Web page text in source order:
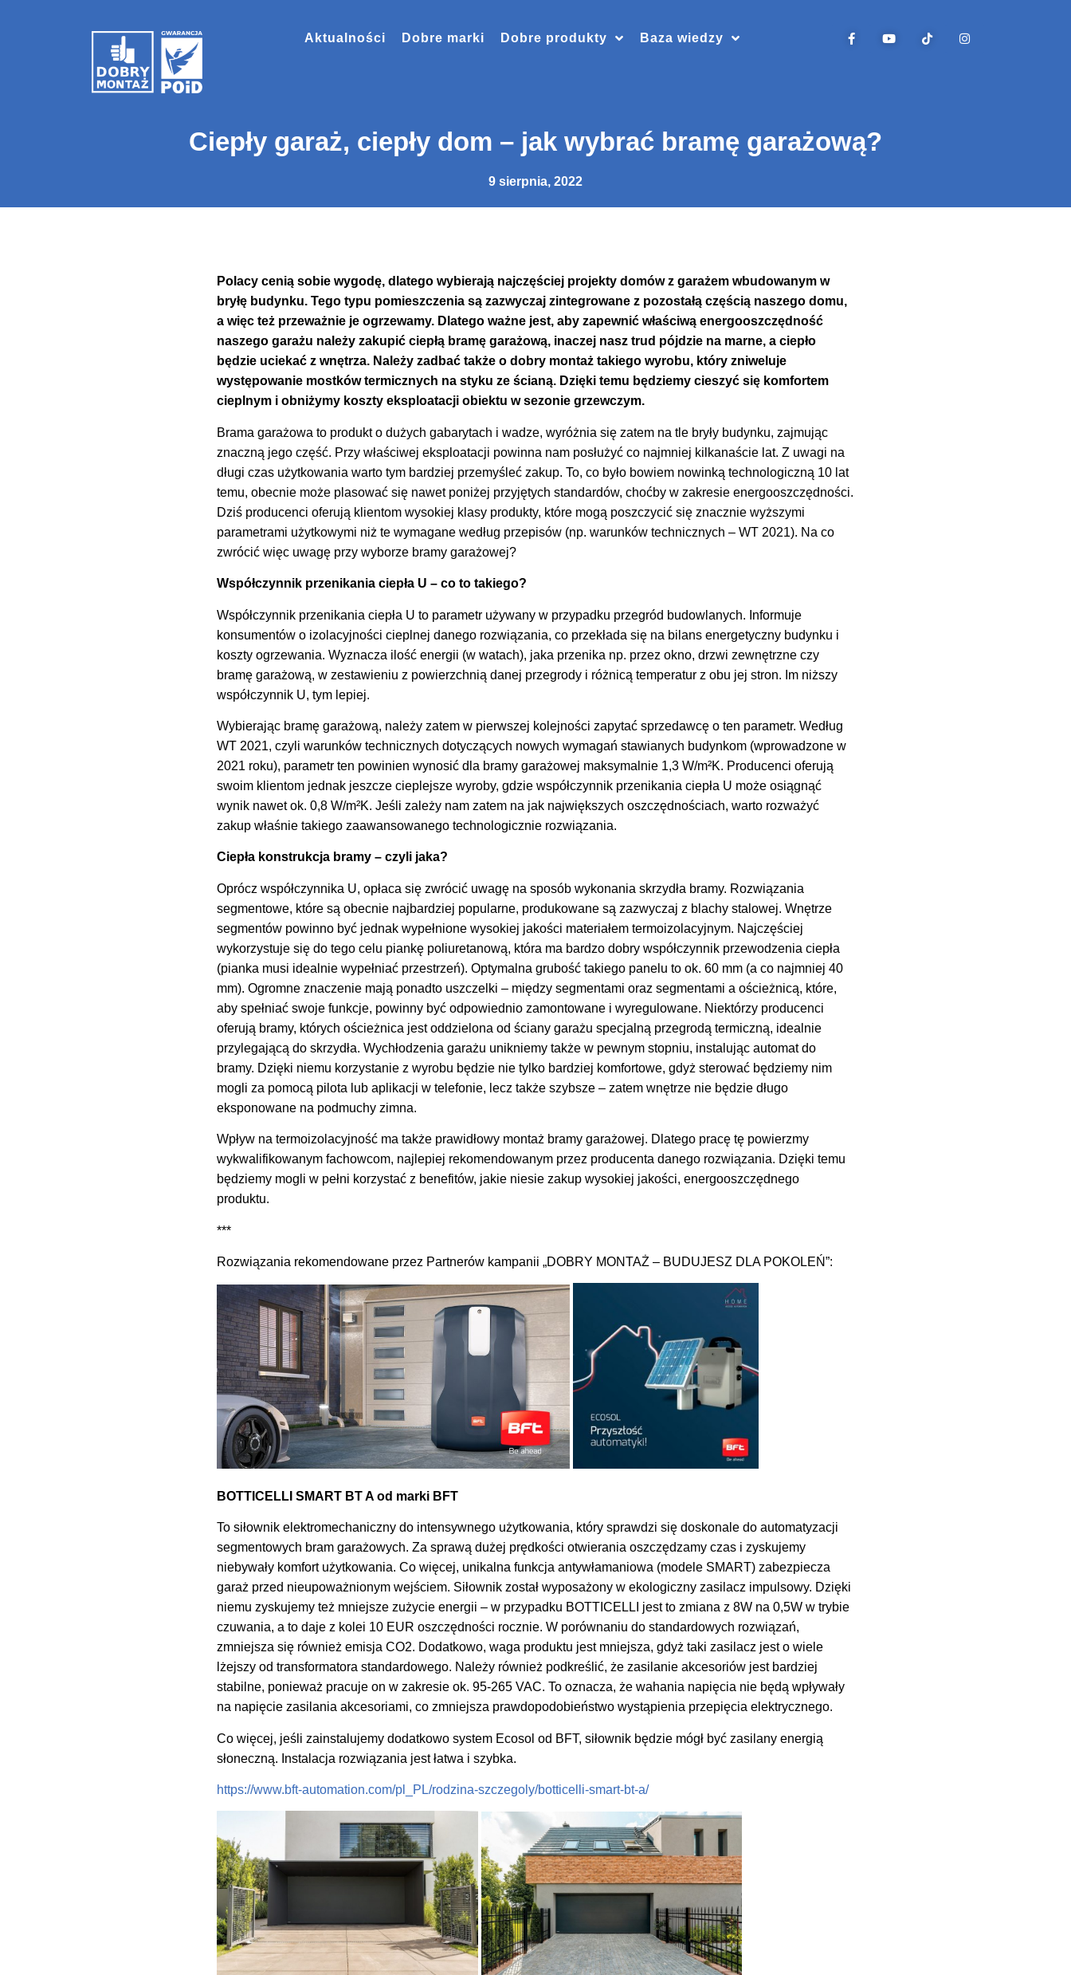
Aktualności Dobre marki Dobre produkty Baza wiedzy
Ciepły garaż, ciepły dom – jak wybrać bramę garażową?
9 sierpnia, 2022
Polacy cenią sobie wygodę, dlatego wybierają najczęściej projekty domów z garażem wbudowanym w
bryłę budynku. Tego typu pomieszczenia są zazwyczaj zintegrowane z pozostałą częścią naszego domu,
a więc też przeważnie je ogrzewamy. Dlatego ważne jest, aby zapewnić właściwą energooszczędność
naszego garażu należy zakupić ciepłą bramę garażową, inaczej nasz trud pójdzie na marne, a ciepło
będzie uciekać z wnętrza. Należy zadbać także o dobry montaż takiego wyrobu, który zniweluje
występowanie mostków termicznych na styku ze ścianą. Dzięki temu będziemy cieszyć się komfortem
cieplnym i obniżymy koszty eksploatacji obiektu w sezonie grzewczym.
Brama garażowa to produkt o dużych gabarytach i wadze, wyróżnia się zatem na tle bryły budynku, zajmując
znaczną jego część. Przy właściwej eksploatacji powinna nam posłużyć co najmniej kilkanaście lat. Z uwagi na
długi czas użytkowania warto tym bardziej przemyśleć zakup. To, co było bowiem nowinką technologiczną 10 lat
temu, obecnie może plasować się nawet poniżej przyjętych standardów, choćby w zakresie energooszczędności.
Dziś producenci oferują klientom wysokiej klasy produkty, które mogą poszczycić się znacznie wyższymi
parametrami użytkowymi niż te wymagane według przepisów (np. warunków technicznych – WT 2021). Na co
zwrócić więc uwagę przy wyborze bramy garażowej?
Współczynnik przenikania ciepła U – co to takiego?
Współczynnik przenikania ciepła U to parametr używany w przypadku przegród budowlanych. Informuje
konsumentów o izolacyjności cieplnej danego rozwiązania, co przekłada się na bilans energetyczny budynku i
koszty ogrzewania. Wyznacza ilość energii (w watach), jaka przenika np. przez okno, drzwi zewnętrzne czy
bramę garażową, w zestawieniu z powierzchnią danej przegrody i różnicą temperatur z obu jej stron. Im niższy
współczynnik U, tym lepiej.
Wybierając bramę garażową, należy zatem w pierwszej kolejności zapytać sprzedawcę o ten parametr. Według
WT 2021, czyli warunków technicznych dotyczących nowych wymagań stawianych budynkom (wprowadzone w
2021 roku), parametr ten powinien wynosić dla bramy garażowej maksymalnie 1,3 W/m²K. Producenci oferują
swoim klientom jednak jeszcze cieplejsze wyroby, gdzie współczynnik przenikania ciepła U może osiągnąć
wynik nawet ok. 0,8 W/m²K. Jeśli zależy nam zatem na jak największych oszczędnościach, warto rozważyć
zakup właśnie takiego zaawansowanego technologicznie rozwiązania.
Ciepła konstrukcja bramy – czyli jaka?
Oprócz współczynnika U, opłaca się zwrócić uwagę na sposób wykonania skrzydła bramy. Rozwiązania
segmentowe, które są obecnie najbardziej popularne, produkowane są zazwyczaj z blachy stalowej. Wnętrze
segmentów powinno być jednak wypełnione wysokiej jakości materiałem termoizolacyjnym. Najczęściej
wykorzystuje się do tego celu piankę poliuretanową, która ma bardzo dobry współczynnik przewodzenia ciepła
(pianka musi idealnie wypełniać przestrzeń). Optymalna grubość takiego panelu to ok. 60 mm (a co najmniej 40
mm). Ogromne znaczenie mają ponadto uszczelki – między segmentami oraz segmentami a ościeżnicą, które,
aby spełniać swoje funkcje, powinny być odpowiednio zamontowane i wyregulowane. Niektórzy producenci
oferują bramy, których ościeżnica jest oddzielona od ściany garażu specjalną przegrodą termiczną, idealnie
przylegającą do skrzydła. Wychłodzenia garażu unikniemy także w pewnym stopniu, instalując automat do
bramy. Dzięki niemu korzystanie z wyrobu będzie nie tylko bardziej komfortowe, gdyż sterować będziemy nim
mogli za pomocą pilota lub aplikacji w telefonie, lecz także szybsze – zatem wnętrze nie będzie długo
eksponowane na podmuchy zimna.
Wpływ na termoizolacyjność ma także prawidłowy montaż bramy garażowej. Dlatego pracę tę powierzmy
wykwalifikowanym fachowcom, najlepiej rekomendowanym przez producenta danego rozwiązania. Dzięki temu
będziemy mogli w pełni korzystać z benefitów, jakie niesie zakup wysokiej jakości, energooszczędnego
produktu.
***
Rozwiązania rekomendowane przez Partnerów kampanii „DOBRY MONTAŻ – BUDUJESZ DLA POKOLEŃ”:
BOTTICELLI SMART BT A od marki BFT
To siłownik elektromechaniczny do intensywnego użytkowania, który sprawdzi się doskonale do automatyzacji
segmentowych bram garażowych. Za sprawą dużej prędkości otwierania oszczędzamy czas i zyskujemy
niebywały komfort użytkowania. Co więcej, unikalna funkcja antywłamaniowa (modele SMART) zabezpiecza
garaż przed nieupoważnionym wejściem. Siłownik został wyposażony w ekologiczny zasilacz impulsowy. Dzięki
niemu zyskujemy też mniejsze zużycie energii – w przypadku BOTTICELLI jest to zmiana z 8W na 0,5W w trybie
czuwania, a to daje z kolei 10 EUR oszczędności rocznie. W porównaniu do standardowych rozwiązań,
zmniejsza się również emisja CO2. Dodatkowo, waga produktu jest mniejsza, gdyż taki zasilacz jest o wiele
lżejszy od transformatora standardowego. Należy również podkreślić, że zasilanie akcesoriów jest bardziej
stabilne, ponieważ pracuje on w zakresie ok. 95-265 VAC. To oznacza, że wahania napięcia nie będą wpływały
na napięcie zasilania akcesoriami, co zmniejsza prawdopodobieństwo wystąpienia przepięcia elektrycznego.
Co więcej, jeśli zainstalujemy dodatkowo system Ecosol od BFT, siłownik będzie mógł być zasilany energią
słoneczną. Instalacja rozwiązania jest łatwa i szybka.
https://www.bft-automation.com/pl_PL/rodzina-szczegoly/botticelli-smart-bt-a/